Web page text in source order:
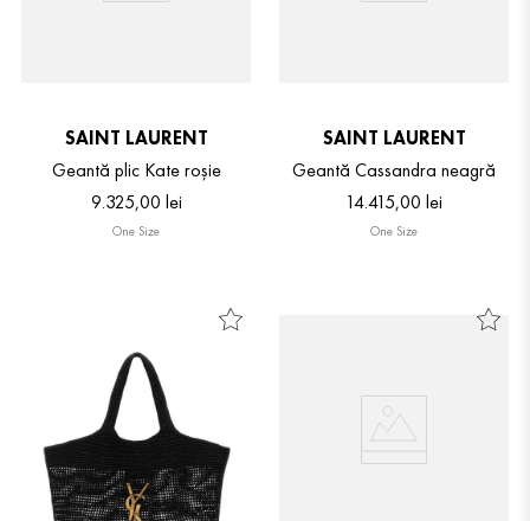
SAINT LAURENT
Geantă plic Kate roșie
9.325,00 lei
One Size
SAINT LAURENT
Geantă Cassandra neagră
14.415,00 lei
One Size